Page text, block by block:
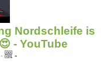
Nordschleife is
- YouTube
- -